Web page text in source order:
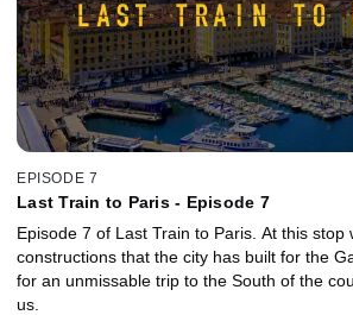
EPISODE 7
Last Train to Paris - Episode 7
Episode 7 of Last Train to Paris. At this stop
constructions that the city has built for the
for an unmissable trip to the South of the
us.